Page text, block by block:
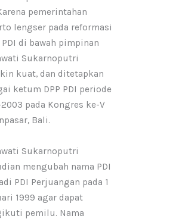
pemerintahan
lengser pada reformasi
PDI di bawah pimpinan
Sukarnoputri
kuat, dan ditetapkan
ketum DPP PDI periode
pada Kongres ke-V
Bali.
Sukarnoputri
mengubah nama PDI
PDI Perjuangan pada 1
1999 agar dapat
pemilu. Nama